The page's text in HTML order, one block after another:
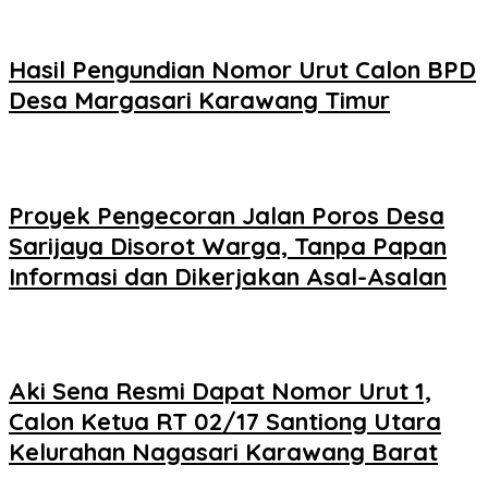
Hasil Pengundian Nomor Urut Calon BPD
Desa Margasari Karawang Timur
Proyek Pengecoran Jalan Poros Desa
Sarijaya Disorot Warga, Tanpa Papan
Informasi dan Dikerjakan Asal-Asalan
Aki Sena Resmi Dapat Nomor Urut 1,
Calon Ketua RT 02/17 Santiong Utara
Kelurahan Nagasari Karawang Barat